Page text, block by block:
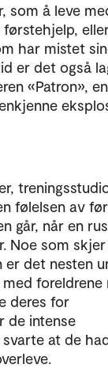
som å leve
har mistet
er det også
«Patron», en
følelsen av
går, når en
Noe som
det nesten
foreldrene
deres for
de intense
at de